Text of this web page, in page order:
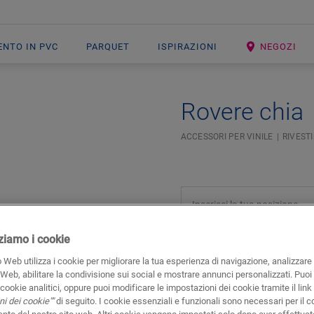
IN PVC PARQUET ISPIRAZIONI NEGOZI
Rovere chia
ACCESSORI PER VINILE
Un salto veloce a Documenti
i cookie
Web utilizza i cookie per migliorare la tua esperienza di navigazione,
abilitare la condivisione sui social e mostrare annunci personalizzati.
analitici, oppure puoi modificare le impostazioni dei cookie tramite il link
dei cookie""di seguito. I cookie essenziali e funzionali sono necessari per il